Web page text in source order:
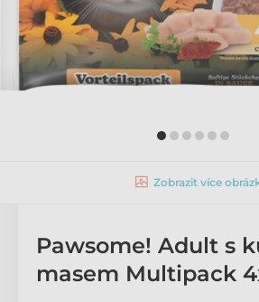
Zobrazit více
Pawsome! Adult s
masem Multipack